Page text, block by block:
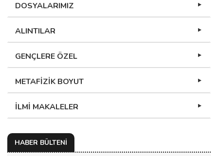
DOSYALARIMIZ
ALINTILAR
GENÇLERE ÖZEL
METAFİZİK BOYUT
İLMİ MAKALELER
HABER BÜLTENİ